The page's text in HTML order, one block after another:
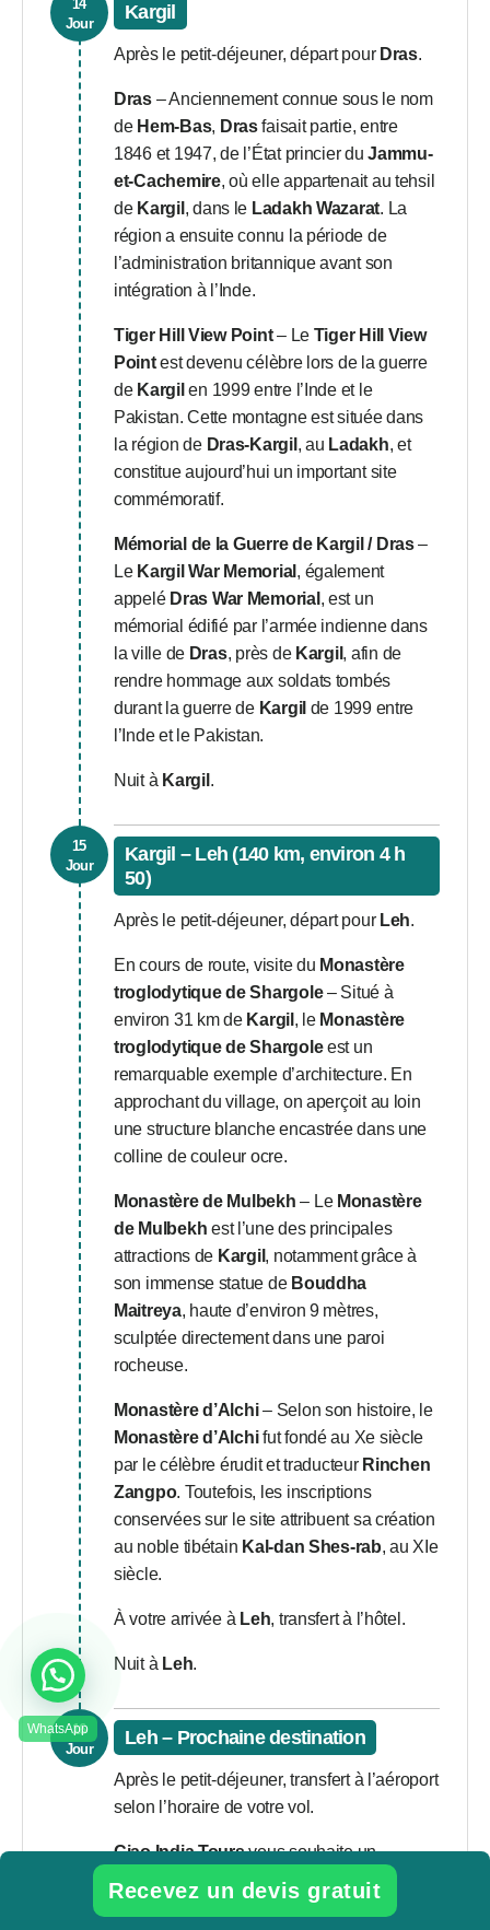
14
Jour
Kargil
Après le petit-déjeuner, départ pour Dras.
Dras– Anciennement connue sous le nom
de Hem-Bas, Drasfaisait partie, entre
1846 et 1947, de l’État princier duJammu-
et-Cachemire, où elle appartenait au tehsil
de Kargil , dans le Ladakh Wazarat. La
région a ensuite connu la période de
l’administration britannique avant son
intégration à l’Inde.
Tiger Hill View Point– Le Tiger Hill View
Pointest devenu célèbre lors de la guerre
de Kargil en 1999 entre l’Inde et le
Pakistan. Cette montagne est située dans
la région de Dras-Kargil , au Ladakh, et
constitue aujourd’hui un important site
commémoratif.
Mémorial de la Guerre de Kargil / Dras–
Le Kargil War Memorial , également
appelé Dras War Memorial , est un
mémorial édifié par l’armée indienne dans
la ville de Dras, près de Kargil , afin de
rendre hommage aux soldats tombés
durant la guerre de Kargil de 1999 entre
l’Inde et le Pakistan.
Nuit à Kargil .
15
Jour
Kargil – Leh (140 km, environ 4 h
50)
Après le petit-déjeuner, départ pour Leh.
En cours de route, visite du Monastère
troglodytique de Shargole– Situé à
environ 31 km de Kargil , le Monastère
troglodytique de Shargoleest un
remarquable exemple d’architecture. En
approchant du village, on aperçoit au loin
une structure blanche encastrée dans une
colline de couleur ocre.
Monastère de Mulbekh – Le Monastère
de Mulbekh est l’une des principales
attractions de Kargil , notamment grâce à
son immense statue de Bouddha
Maitreya, haute d’environ 9 mètres,
sculptée directement dans une paroi
rocheuse.
Monastère d’Alchi– Selon son histoire, le
Monastère d’Alchifut fondé au Xe siècle
par le célèbre érudit et traducteur Rinchen
Zangpo. Toutefois, les inscriptions
conservées sur le site attribuent sa création
au noble tibétain Kal-dan Shes-rab, au XIe
siècle.
À votre arrivée à Leh, transfert à l’hôtel.
Nuit à Leh.
16
Jour
Leh – Prochaine destination
Après le petit-déjeuner, transfert à l’aéroport
selon l’horaire de votre vol.
Ciao India Toursvous souhaite un
agréable voyage.
Recevez un devis gratuit